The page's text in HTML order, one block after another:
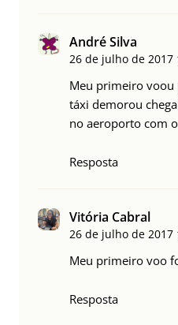
André Silva
26 de julho de 2017
Meu primeiro voou
táxi demorou
no aeroporto com
Resposta
Vitória Cabral
26 de julho de 2017
Meu primeiro voo
Resposta